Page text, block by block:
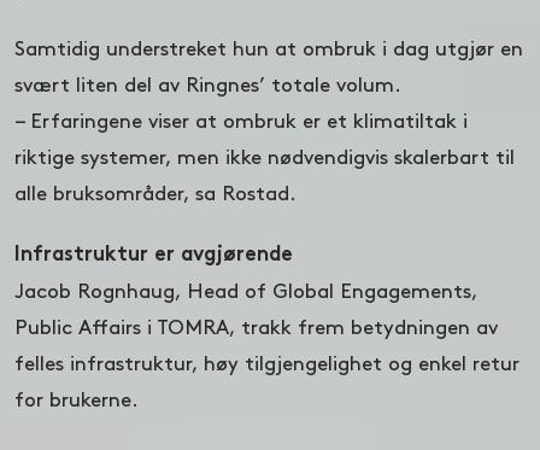
Samtidig understreket hun at ombruk i dag utgjør en
svært liten del av Ringnes’ totale volum.
– Erfaringene viser at ombruk er et klimatiltak i
riktige systemer, men ikke nødvendigvis skalerbart til
alle bruksområder, sa Rostad.
Infrastruktur er avgjørende
Jacob Rognhaug, Head of Global Engagements,
Public Affairs i TOMRA, trakk frem betydningen av
felles infrastruktur, høy tilgjengelighet og enkel retur
for brukerne.